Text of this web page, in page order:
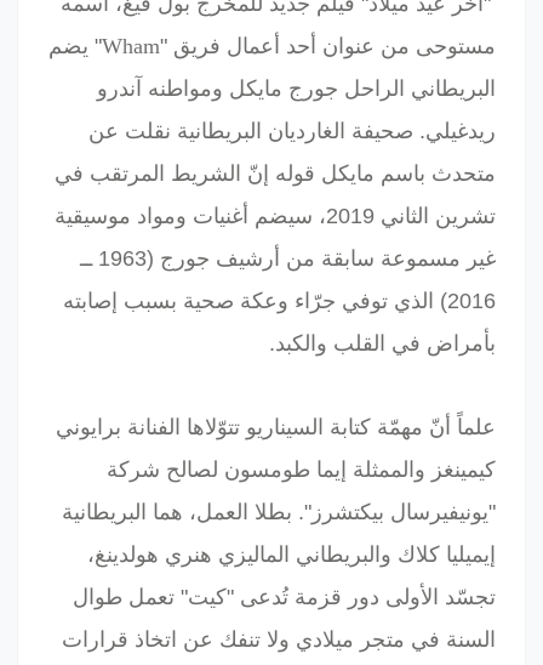
مستوحى من عنوان أحد أعمال فريق "Wham
" يضم
البريطاني الراحل جورج مايكل ومواطنه آندرو
ريدغيلي. صحيفة الغارديان البريطانية نقلت عن
متحدث باسم مايكل قوله إنّ الشريط المرتقب في
تشرين الثاني 2019، سيضم أغنيات ومواد موسيقية
غير مسموعة سابقة من أرشيف جورج (1963 ــ
2016) الذي توفي جرّاء وعكة صحية بسبب إصابته
بأمراض في القلب والكبد.
علماً أنّ مهمّة كتابة السيناريو تتوّلاها الفنانة برايوني
كيمينغز والممثلة إيما طومسون لصالح شركة
"يونيفيرسال بيكتشرز". بطلا العمل، هما البريطانية
إيميليا كلاك والبريطاني الماليزي هنري هولدينغ،
تجسّد الأولى دور قزمة تُدعى "كيت" تعمل طوال
السنة في متجر ميلادي ولا تنفك عن اتخاذ قرارات